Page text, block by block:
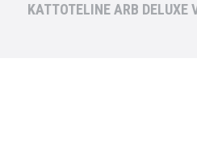
KATTOTELINE ARB